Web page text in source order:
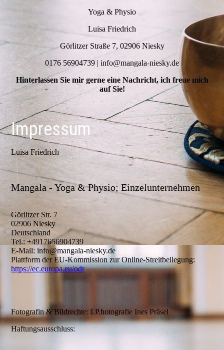
Yoga & Physio
Luisa Friedrich
Görlitzer Straße 7, 02906 Niesky
0176 56904739 | info@mangala-niesky.de
Hinterlassen Sie mir gerne eine Nachricht, ich freue mich
auf Sie!
Impressum
Luisa Friedrich
Mangala - Yoga & Physio; Einzelunternehmen
Görlitzer Str. 7
02906 Niesky
Deutschland
Tel.: +4917656904739
E-Mail: info@mangala-niesky.de
Plattform der EU-Kommission zur Online-Streitbeilegung:
https://ec.europa.eu/odr
Fotografin & Bildrechte: I.P.hotografie Ines Präsel
Haftungsausschluss: